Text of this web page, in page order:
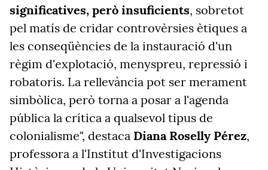
significatives, però insuficients, sobretot
pel matís de cridar controvèrsies ètiques a
les conseqüències de la instauració d'un
règim d'explotació, menyspreu, repressió i
robatoris. La rellevància pot ser merament
simbòlica, però torna a posar a l'agenda
pública la crítica a qualsevol tipus de
colonialisme", destaca Diana Roselly Pérez,
professora a l'Institut d'Investigacions